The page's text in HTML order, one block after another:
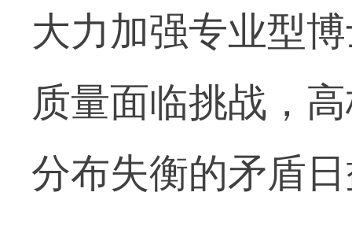
大力加强专业型
质量面临挑战，
分布失衡的矛盾